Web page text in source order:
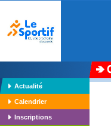
Actualité
Calendrier
Inscriptions